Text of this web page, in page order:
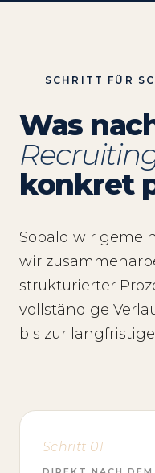
SCHRITT FÜR
Was
konkret
Sobald wir
wir
strukturierter
vollständige
bis zur
Schritt 01